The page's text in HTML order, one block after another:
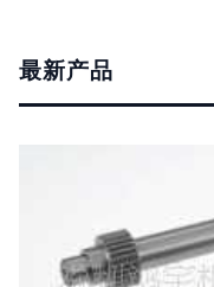
最新产品